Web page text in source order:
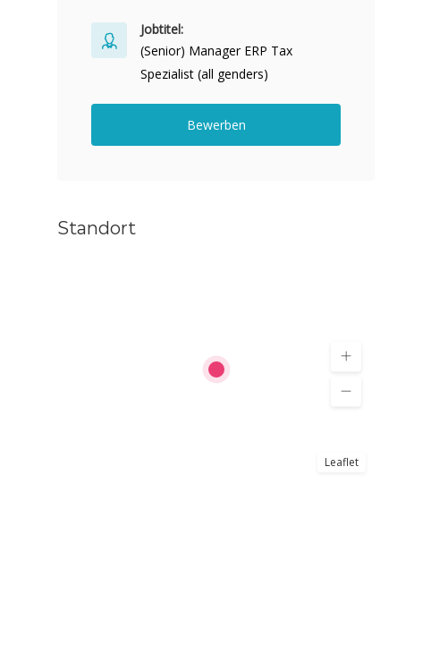
Jobtitel:
(Senior) Manager ERP Tax
Spezialist (all genders)
Bewerben
Standort
Leaflet